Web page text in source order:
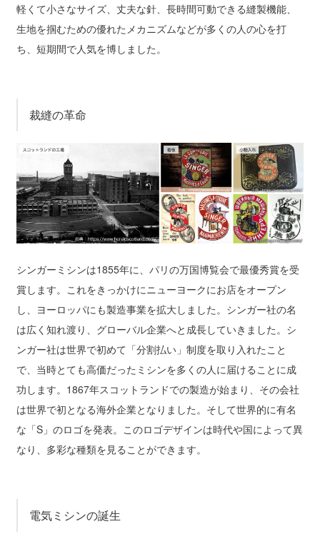
軽くて小さなサイズ、丈夫な針、長時間可動できる縫製機能、
生地を掴むための優れたメカニズムなどが多くの人の心を打
ち、短期間で人気を博しました。
裁縫の革命
シンガーミシンは1855年に、パリの万国博覧会で最優秀賞を受
賞します。これをきっかけにニューヨークにお店をオープン
し、ヨーロッパにも製造事業を拡大しました。シンガー社の名
は広く知れ渡り、グローバル企業へと成長していきました。シ
ンガー社は世界で初めて「分割払い」制度を取り入れたこと
で、当時とても高価だったミシンを多くの人に届けることに成
功します。1867年スコットランドでの製造が始まり、その会社
は世界で初となる海外企業となりました。そして世界的に有名
な「S」のロゴを発表。このロゴデザインは時代や国によって異
なり、多彩な種類を見ることができます。
電気ミシンの誕生